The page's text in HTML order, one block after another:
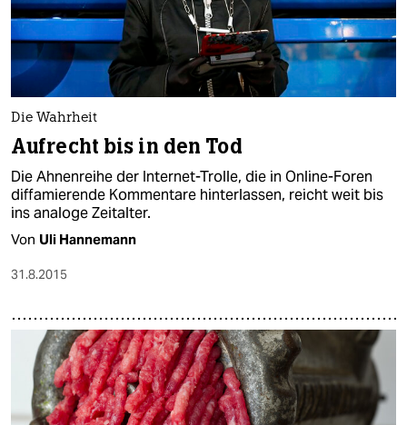
Die Wahrheit
Aufrecht bis in den Tod
Die Ahnenreihe der Internet-Trolle, die in Online-Foren
diffamierende Kommentare hinterlassen, reicht weit bis
ins analoge Zeitalter.
Von Uli Hannemann
31.8.2015